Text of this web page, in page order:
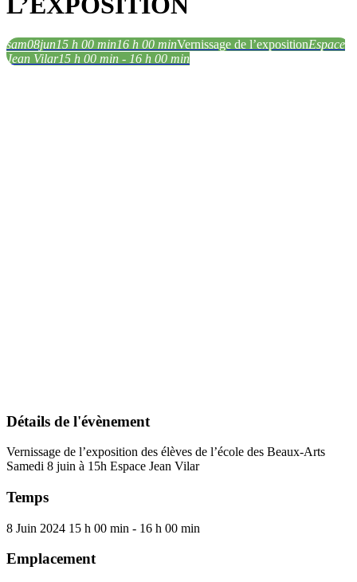
sam08jun15 h 00 min16 h 00 minVernissage de l’expositionEspace
Jean Vilar15 h 00 min - 16 h 00 min
Détails de l'évènement
Vernissage de l’exposition des élèves de l’école des Beaux-Arts
Samedi 8 juin à 15h Espace Jean Vilar
Temps
8 Juin 2024 15 h 00 min - 16 h 00 min
Emplacement